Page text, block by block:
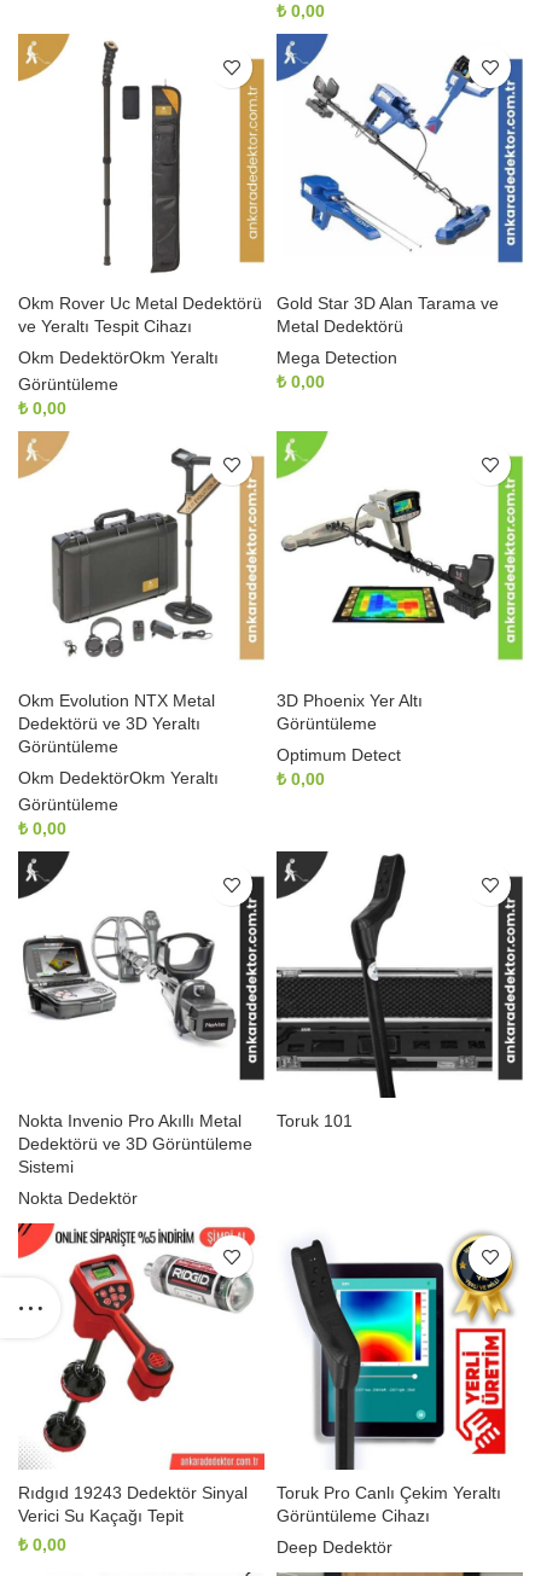
₺ 0,00
Okm Rover Uc Metal Dedektörü
ve Yeraltı Tespit Cihazı
Okm DedektörOkm Yeraltı
Görüntüleme
₺ 0,00
Gold Star 3D Alan Tarama ve
Metal Dedektörü
Mega Detection
₺ 0,00
Okm Evolution NTX Metal
Dedektörü ve 3D Yeraltı
Görüntüleme
Okm DedektörOkm Yeraltı
Görüntüleme
₺ 0,00
3D Phoenix Yer Altı
Görüntüleme
Optimum Detect
₺ 0,00
Nokta Invenio Pro Akıllı Metal
Dedektörü ve 3D Görüntüleme
Sistemi
Nokta Dedektör
Toruk 101
Rıdgıd 19243 Dedektör Sinyal
Verici Su Kaçağı Tepit
₺ 0,00
Toruk Pro Canlı Çekim Yeraltı
Görüntüleme Cihazı
Deep Dedektör